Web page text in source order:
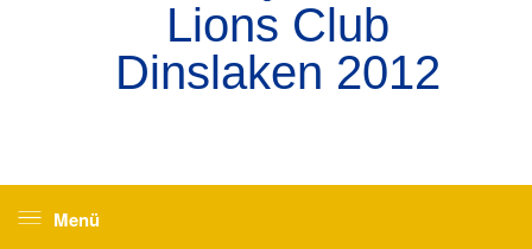
Lions Club
Dinslaken 2012
Menü